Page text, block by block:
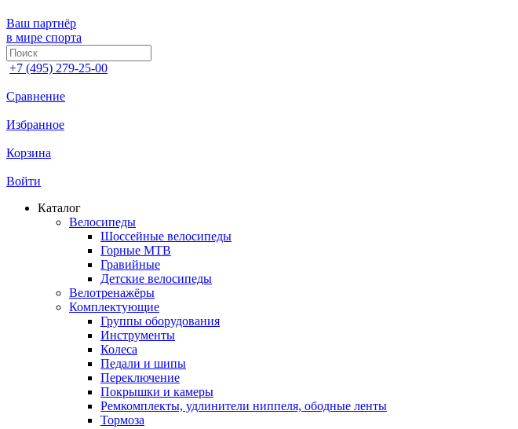
Ваш партнёр
в мире спорта
+7 (495) 279-25-00
Сравнение
Избранное
Корзина
Войти
Каталог
Велосипеды
Шоссейные велосипеды
Горные МTB
Гравийные
Детские велосипеды
Велотренажёры
Комплектующие
Группы оборудования
Инструменты
Колеса
Педали и шипы
Переключение
Покрышки и камеры
Ремкомплекты, удлинители ниппеля, ободные ленты
Тормоза